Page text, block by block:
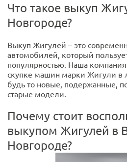
Что такое выкуп
Новгороде?
Выкуп Жигулей – это
автомобилей, который
популярностью. Наша
скупке машин марки Жигули в
будь то новые, подержанные,
старые модели.
Почему стоит
выкупом Жигулей в
Новгороде?